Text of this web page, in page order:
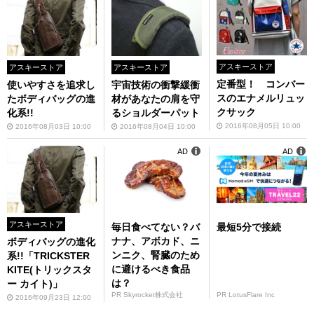
アスキーストア
使いやすさを追求し
たボディバッグの進
化系!!
2016年08月03日 10:00
アスキーストア
宇宙技術の衝撃緩衝
材があなたの肩を守
るショルダーパット
2016年08月04日 10:00
アスキーストア
定番型！ コンバー
スのエナメルリュッ
クサック
2016年08月05日 10:00
アスキーストア
ボディバッグの進化
系!!「TRICKSTER
KITE(トリックスタ
ー カイト)」
2016年09月23日 12:00
毎日食べてない？バ
ナナ、アボカド、ニ
ンニク、腎臓のため
に避けるべき食品
は？
PR Skyrocket株式会社
AD
最短5分で接続
PR LotusFlare Inc
AD